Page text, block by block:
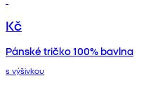
Kč
Pánské tričko 100% bavlna
s výšivkou